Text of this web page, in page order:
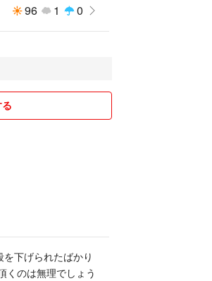
96 1 0
下げられたばかり
くのは無理でしょう